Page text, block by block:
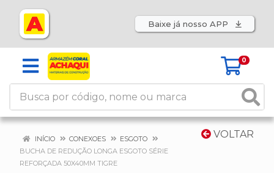
Baixe já nosso APP
0
VOLTAR
INÍCIO CONEXOES
ESGOTO
BUCHA DE REDUÇÃO LONGA ESGOTO SÉRIE
REFORÇADA 50X40MM TIGRE